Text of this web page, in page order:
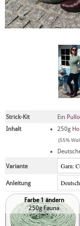
Strick-Kit Ein
Inhalt
250g
(55%
Variante
Anleitung
Farbe 1 ändern
250g Fauna